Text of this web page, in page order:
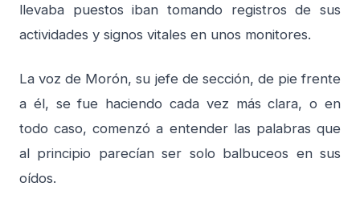
llevaba puestos iban tomando registros de sus
actividades y signos vitales en unos monitores.
La voz de Morón, su jefe de sección, de pie frente
a él, se fue haciendo cada vez más clara, o en
todo caso, comenzó a entender las palabras que
al principio parecían ser solo balbuceos en sus
oídos.